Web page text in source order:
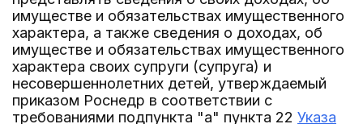
имуществе и обязательствах имущественного
характера, а также сведения о доходах, об
имуществе и обязательствах имущественного
характера своих супруги (супруга) и
несовершеннолетних детей, утверждаемый
приказом Роснедр в соответствии с
требованиями подпункта "а" пункта 22 Указа